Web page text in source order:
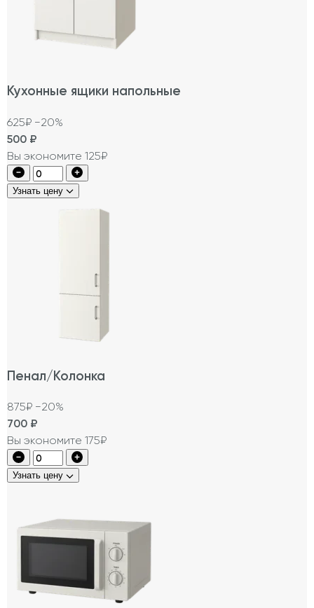
Кухонные ящики напольные
625₽ −20%
500 ₽
Вы экономите 125₽
Узнать цену
Пенал/Колонка
875₽ −20%
700 ₽
Вы экономите 175₽
Узнать цену